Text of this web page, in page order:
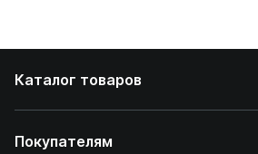
Каталог товаров
Покупателям